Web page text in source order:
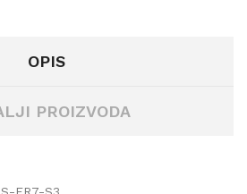
OPIS
PROIZVODA
FR7-S3